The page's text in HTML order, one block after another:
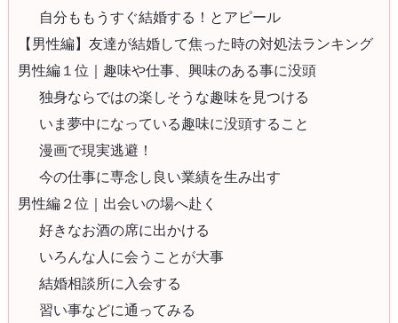
自分ももうすぐ結婚する！とアピール
【男性編】友達が結婚して焦った時の対処法ランキング
男性編１位｜趣味や仕事、興味のある事に没頭
独身ならではの楽しそうな趣味を見つける
いま夢中になっている趣味に没頭すること
漫画で現実逃避！
今の仕事に専念し良い業績を生み出す
男性編２位｜出会いの場へ赴く
好きなお酒の席に出かける
いろんな人に会うことが大事
結婚相談所に入会する
習い事などに通ってみる